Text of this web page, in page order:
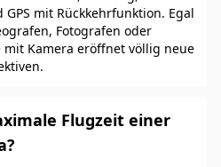
mit Rückkehrfunktion. Egal
Fotografen oder
mit Kamera eröffnet völlig neue
Flugzeit einer